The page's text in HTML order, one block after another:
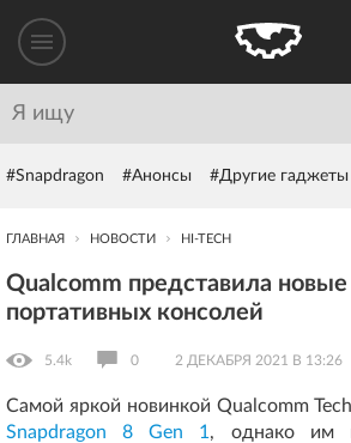
#Snapdragon #Анонсы #Другие гаджеты
ГЛАВНАЯ НОВОСТИ HI-TECH
Qualcomm представила
портативных консолей
5.4k 0 2 ДЕКАБРЯ 2021 В 13:26
Самой яркой новинкой Qualcomm
Snapdragon 8 Gen 1, однако им